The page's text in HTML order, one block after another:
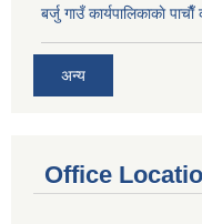
बर्जु गाउँ कार्यपालिकाकाे
अन्य
Office